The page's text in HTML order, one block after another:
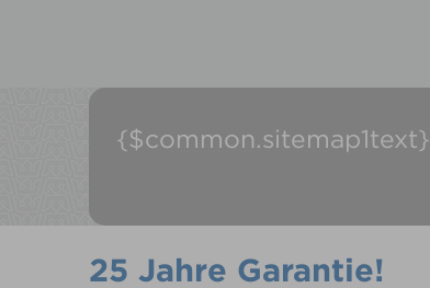
{$common.sitemap1text}
25 Jahre Garantie!